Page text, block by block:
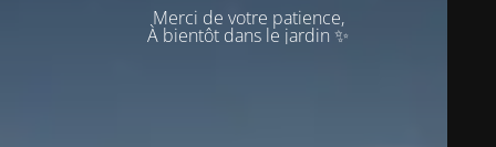
Merci de votre patience,
À bientôt dans le jardin ✨